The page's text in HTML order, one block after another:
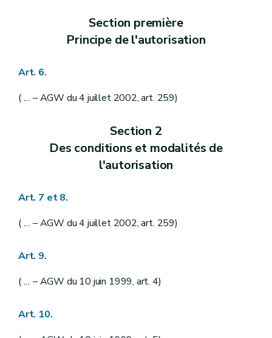
Section première
Principe de l'autorisation
Art. 6.
(... – AGW du 4 juillet 2002, art. 259)
Section 2
Des conditions et modalités de
l'autorisation
Art. 7 et 8.
(... – AGW du 4 juillet 2002, art. 259)
Art. 9.
(... – AGW du 10 juin 1999, art. 4)
Art. 10.